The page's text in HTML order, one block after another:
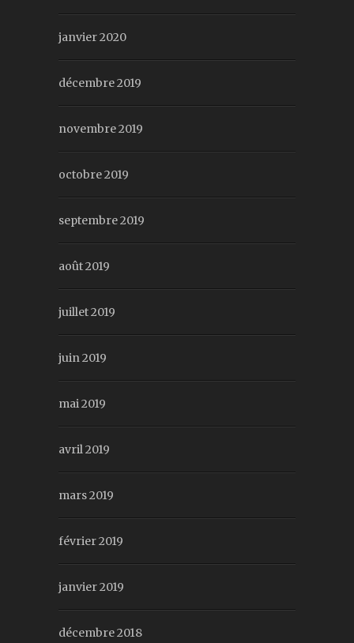
janvier 2020
décembre 2019
novembre 2019
octobre 2019
septembre 2019
août 2019
juillet 2019
juin 2019
mai 2019
avril 2019
mars 2019
février 2019
janvier 2019
décembre 2018